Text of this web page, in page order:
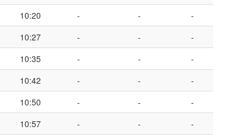
10:20 - -
-
10:27 - -
-
10:35 - -
-
10:42 - -
-
10:50 - -
-
10:57 - -
-